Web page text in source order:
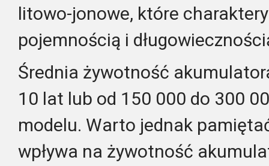
litowo-jonowe, które
pojemnością i
Średnia żywotność
10 lat lub od 150 000 do 300
modelu. Warto jednak
wpływa na żywotność